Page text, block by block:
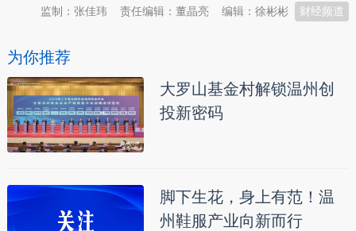
财经频道
编辑：徐彬彬
责任编辑：董晶亮
监制：张佳玮
为你推荐
大罗山基金村解锁温州创
投新密码
脚下生花，身上有范！温
州鞋服产业向新而行